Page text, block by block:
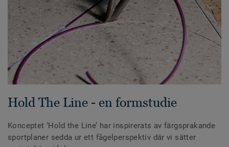
Hold The Line - en formstudie
Konceptet ‘Hold the Line’ har inspirerats av färgsprakande
sportplaner sedda ur ett fågelperspektiv där vi sätter